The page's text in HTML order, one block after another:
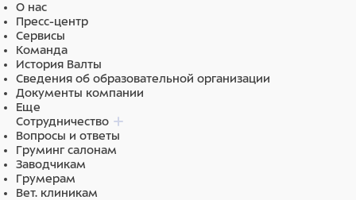
О нас
Пресс-центр
Сервисы
Команда
История Валты
Сведения об образовательной организации
Документы компании
Еще
Сотрудничество
Вопросы и ответы
Груминг салонам
Заводчикам
Грумерам
Вет. клиникам